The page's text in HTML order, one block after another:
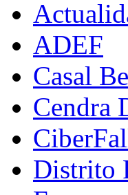
ADEF
Casal
Cendra
Distrito